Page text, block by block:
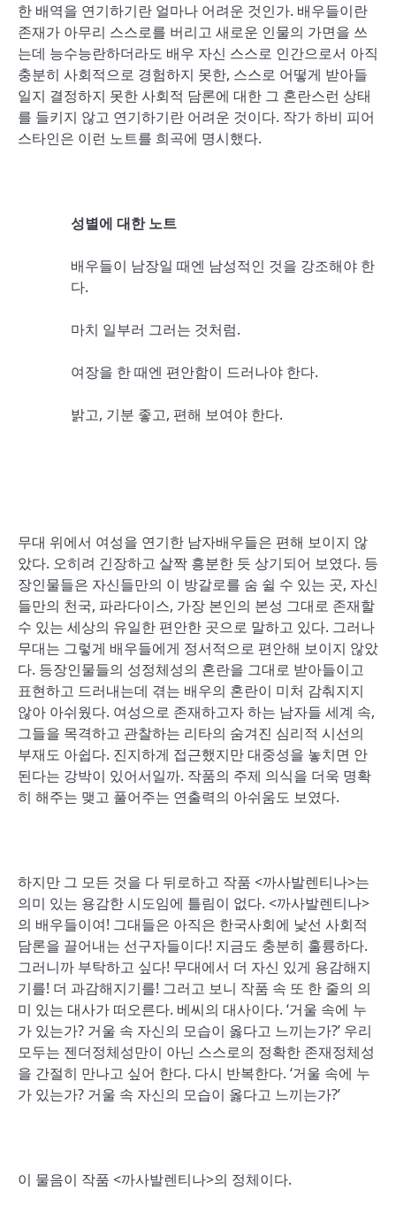
한 배역을 연기하기란 얼마나 어려운 것인가. 배우들이란
존재가 아무리 스스로를 버리고 새로운 인물의 가면을 쓰
는데 능수능란하더라도 배우 자신 스스로 인간으로서 아직
충분히 사회적으로 경험하지 못한, 스스로 어떻게 받아들
일지 결정하지 못한 사회적 담론에 대한 그 혼란스런 상태
를 들키지 않고 연기하기란 어려운 것이다. 작가 하비 피어
스타인은 이런 노트를 희곡에 명시했다.
성별에 대한 노트
배우들이 남장일 때엔 남성적인 것을 강조해야 한
다.
마치 일부러 그러는 것처럼.
여장을 한 때엔 편안함이 드러나야 한다.
밝고, 기분 좋고, 편해 보여야 한다.
무대 위에서 여성을 연기한 남자배우들은 편해 보이지 않
았다. 오히려 긴장하고 살짝 흥분한 듯 상기되어 보였다. 등
장인물들은 자신들만의 이 방갈로를 숨 쉴 수 있는 곳, 자신
들만의 천국, 파라다이스, 가장 본인의 본성 그대로 존재할
수 있는 세상의 유일한 편안한 곳으로 말하고 있다. 그러나
무대는 그렇게 배우들에게 정서적으로 편안해 보이지 않았
다. 등장인물들의 성정체성의 혼란을 그대로 받아들이고
표현하고 드러내는데 겪는 배우의 혼란이 미처 감춰지지
않아 아쉬웠다. 여성으로 존재하고자 하는 남자들 세계 속,
그들을 목격하고 관찰하는 리타의 숨겨진 심리적 시선의
부재도 아쉽다. 진지하게 접근했지만 대중성을 놓치면 안
된다는 강박이 있어서일까. 작품의 주제 의식을 더욱 명확
히 해주는 맺고 풀어주는 연출력의 아쉬움도 보였다.
하지만 그 모든 것을 다 뒤로하고 작품 <까사발렌티나>는
의미 있는 용감한 시도임에 틀림이 없다. <까사발렌티나>
의 배우들이여! 그대들은 아직은 한국사회에 낯선 사회적
담론을 끌어내는 선구자들이다! 지금도 충분히 훌륭하다.
그러니까 부탁하고 싶다! 무대에서 더 자신 있게 용감해지
기를! 더 과감해지기를! 그러고 보니 작품 속 또 한 줄의 의
미 있는 대사가 떠오른다. 베씨의 대사이다. ‘거울 속에 누
가 있는가? 거울 속 자신의 모습이 옳다고 느끼는가?’ 우리
모두는 젠더정체성만이 아닌 스스로의 정확한 존재정체성
을 간절히 만나고 싶어 한다. 다시 반복한다. ‘거울 속에 누
가 있는가? 거울 속 자신의 모습이 옳다고 느끼는가?’
이 물음이 작품 <까사발렌티나>의 정체이다.